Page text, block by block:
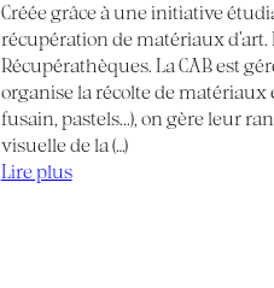
Créée grâce à une initiative
récupération de matériaux d’art.
Récupérathèques. La CAB est
organise la récolte de matériaux
fusain, pastels...), on gère leur
visuelle de la (…)
Lire plus